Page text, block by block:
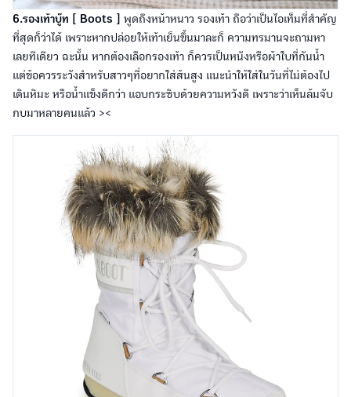
6.รองเท้าบู๊ท [ Boots ]
พูดถึงหน้าหนาว รองเท้า ถือว่าเป็นไอเท็มที่สำคัญ
ที่สุดก็ว่าได้ เพราะหากปล่อยให้เท้าเย็นขึ้นมาละก็ ความทรมานจะถามหา
เลยทีเดียว ฉะนั้น หากต้องเลือกรองเท้า ก็ควรเป็นหนังหรือผ้าใบที่กันน้ำ
แต่ข้อควรระวังสำหรับสาวๆที่อยากใส่ส้นสูง แนะนำให้ใส่ในวันที่ไม่ต้องไป
เดินหิมะ หรือน้ำแข็งดีกว่า แอบกระซิบด้วยความหวังดี เพราะว่าเห็นล้มจับ
กบมาหลายคนแล้ว ><